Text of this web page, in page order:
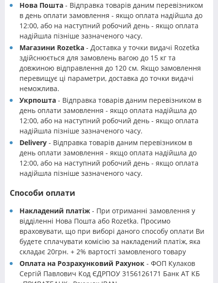
Нова Пошта - Відправка товарів даним перевізником
в день оплати замовлення - якщо оплата надійшла до
12:00, або на наступний робочий день - якщо оплата
надійшла пізніше зазначеного часу.
Магазини Rozetka - Доставка у точки видачі Rozetka
здійснюється для замовлень вагою до 15 кг та
довжиною відправлення до 120 см. Якщо замовлення
перевищує ці параметри, доставка до точки видачі
неможлива.
Укрпошта - Відправка товарів даним перевізником в
день оплати замовлення - якщо оплата надійшла до
12:00, або на наступний робочий день - якщо оплата
надійшла пізніше зазначеного часу.
Delivery - Відправка товарів даним перевізником в
день оплати замовлення - якщо оплата надійшла до
12:00, або на наступний робочий день - якщо оплата
надійшла пізніше зазначеного часу.
Способи оплати
Накладений платіж - При отриманні замовлення у
відділенні Нова Пошта або Rozetka. Просимо
враховувати, що при виборі даного способу оплати Ви
будете сплачувати комісію за накладений платіж, яка
складає 20грн. + 2% вартості замовленого товару
Оплата на Розрахунковий Рахунок - ФОП Кулаков
Сергій Павлович Код ЄДРПОУ 3156126171 Банк АТ КБ